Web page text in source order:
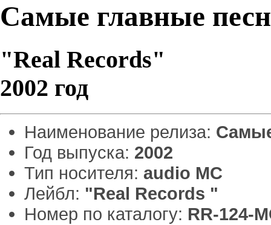
Самые главные
"Real Records"
2002 год
Наименование релиза:
Год выпуска: 2002
Тип носителя: audio MC
Лейбл: "Real Records "
Номер по каталогу: RR-124-